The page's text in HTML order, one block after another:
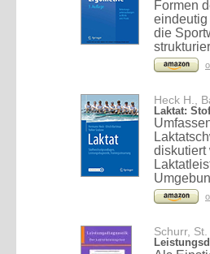
Formen
eindeutig
die
Heck H.,
Laktat:
diskutiert
Schurr,